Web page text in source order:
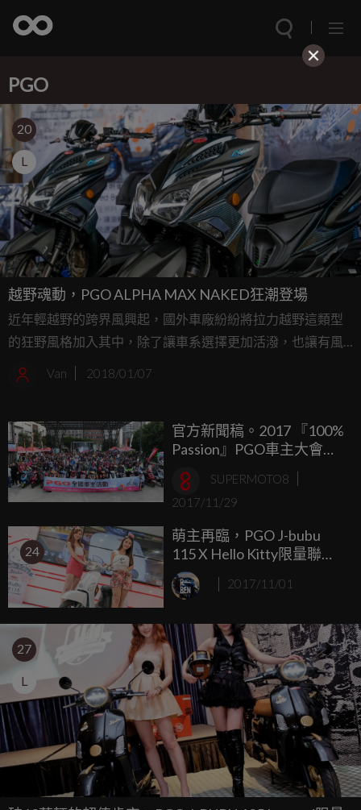
PGO
20
L
越野魂動，PGO ALPHA MAX NAKED狂潮登場
近年輕越野的跨界風興起，國外車廠紛紛將拉力越野這類型
的狂野風格加入其中，除了讓車系選擇更加活潑，也讓有風
格的車主們有了相呼應的新選擇，無獨有偶這陣越野風也吹
進了國內，連續16年榮獲台灣金品獎的PGO便在今日敲響了
越野潮流速可達ALPHA MAX NAKED...
Van 2018/01/07
官方新聞稿。2017 『100%
Passion』PGO車主大會師
最終場!!
SUPERMOTO8
2017/11/29
24
萌主再臨，PGO J-bubu
115 X Hello Kitty限量聯名
版登場！
2017/11/01
27
L